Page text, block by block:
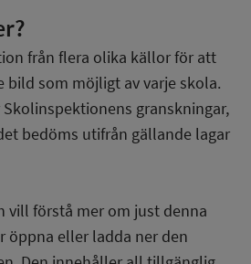
från flera olika källor för att
bild som möjligt av varje skola.
Skolinspektionens granskningar,
bedöms utifrån gällande lagar
vill förstå mer om just denna
öppna eller ladda ner den